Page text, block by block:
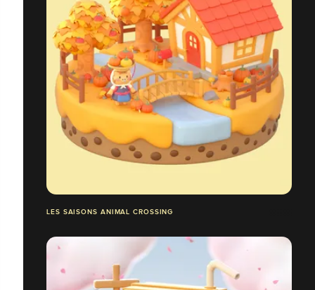
LES SAISONS ANIMAL CROSSING